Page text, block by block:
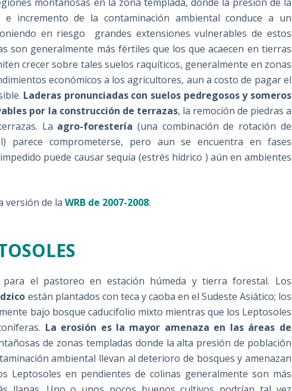
montañosas en la zona templada, donde la presión de la
incremento de la contaminación ambiental conduce a un
en riesgo grandes extensiones vulnerables de estos
son generalmente más fértiles que los que acaecen en tierras
crecer sobre tales suelos raquíticos, generalmente en zonas
económicos a los agricultores, aun a costo de pagar el
Laderas pronunciadas con suelos pedregosos y someros
por la construcción de terrazas, la remoción de piedras a
La agro-forestería (una combinación de rotación de
comprometerse, pero aun se encuentra en fases
puede causar sequía (estrés hídrico ) aún en ambientes
versión de laWRB de 2007-2008:
el pastoreo en estación húmeda y tierra forestal. Los
están plantados con teca y caoba en el Sudeste Asiático; los
bajo bosque caducifolio mixto mientras que los Leptosoles
La erosión es la mayor amenaza en las áreas de
de zonas templadas donde la alta presión de población
ambiental llevan al deterioro de bosques y amenazan
Leptosoles en pendientes de colinas generalmente son más